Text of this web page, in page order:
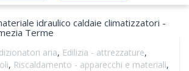
idraulico caldaie climatizzatori -
Terme
aria, Edilizia - attrezzature,
, Riscaldamento - apparecchi e materiali,